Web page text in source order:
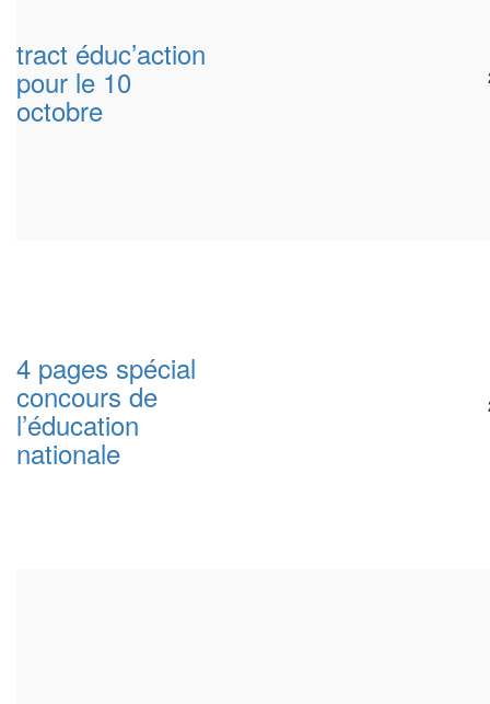
tract éduc’action
pour le 10
octobre
4 pages spécial
concours de
l’éducation
nationale